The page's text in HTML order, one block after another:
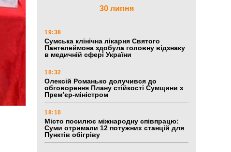
30 липня
19:38
Сумська клінічна лікарня Святого
Пантелеймона здобула головну відзнаку
в медичній сфері України
18:32
Олексій Романько долучився до
обговорення Плану стійкості Сумщини з
Прем’єр-міністром
18:10
Місто посилює міжнародну співпрацю:
Суми отримали 12 потужних станцій для
Пунктів обігріву